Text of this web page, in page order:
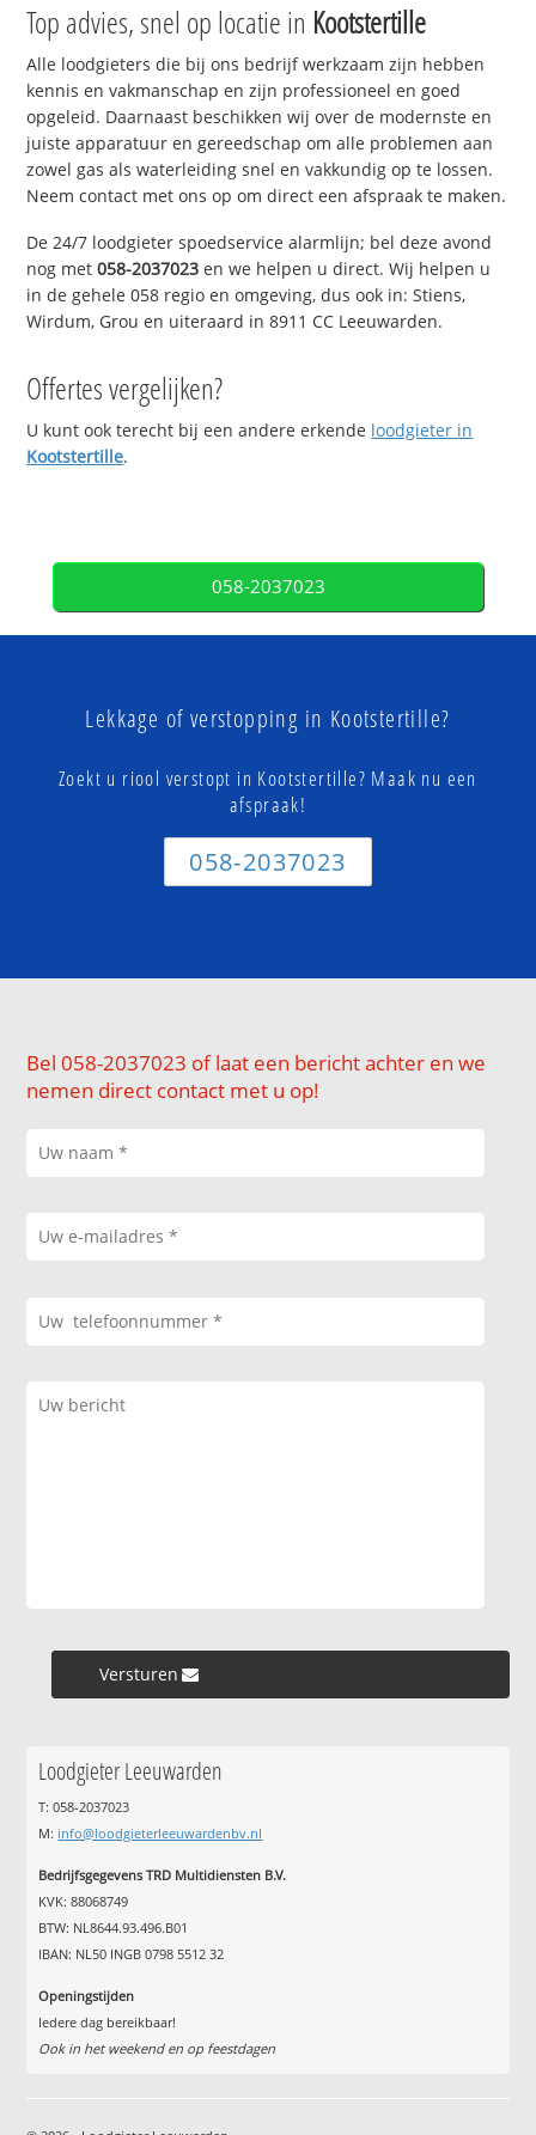
Top advies, snel op locatie in Kootstertille
Alle loodgieters die bij ons bedrijf werkzaam zijn hebben
kennis en vakmanschap en zijn professioneel en goed
opgeleid. Daarnaast beschikken wij over de modernste en
juiste apparatuur en gereedschap om alle problemen aan
zowel gas als waterleiding snel en vakkundig op te lossen.
Neem contact met ons op om direct een afspraak te maken.
De 24/7 loodgieter spoedservice alarmlijn; bel deze avond
nog met058-2037023 en we helpen u direct. Wij helpen u
in de gehele 058 regio en omgeving, dus ook in: Stiens,
Wirdum, Grou en uiteraard in 8911 CC Leeuwarden.
Offertes vergelijken?
U kunt ook terecht bij een andere erkende loodgieter in
Kootstertille.
058-2037023
Lekkage of verstopping in Kootstertille?
Zoekt u riool verstopt in Kootstertille? Maak nu een
afspraak!
058-2037023
Bel 058-2037023 of laat een bericht achter en we
nemen direct contact met u op!
Versturen »
Loodgieter Leeuwarden
T: 058-2037023
M: info@loodgieterleeuwardenbv.nl
Bedrijfsgegevens TRD Multidiensten B.V.
KVK: 88068749
BTW: NL8644.93.496.B01
IBAN: NL50 INGB 0798 5512 32
Openingstijden
Iedere dag bereikbaar!
Ook in het weekend en op feestdagen